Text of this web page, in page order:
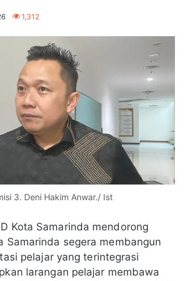
1,312
3. Deni Hakim Anwar./ Ist
Kota Samarinda mendorong
Samarinda segera membangun
pelajar yang terintegrasi
larangan pelajar membawa